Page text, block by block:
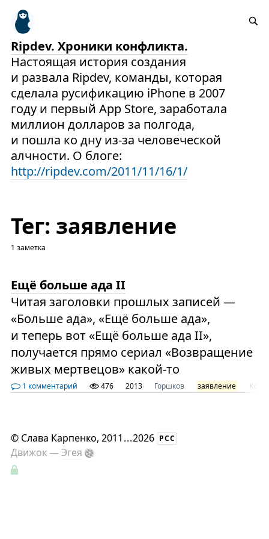
Ripdev. Хроники конфликта.
Настоящая история создания
и развала Ripdev, команды, которая
сделала русификацию iPhone в 2007
году и первый App Store, заработала
миллион долларов за полгода,
и пошла ко дну из-за человеческой
алчности. О блоге:
http://ripdev.com/2011/11/16/1/
Тег: заявление
1 заметка
Ещё больше ада II
Читая заголовки прошлых записей —
«Больше ада», «Ещё больше ада»,
и теперь вот «Ещё больше ада II»,
получается прямо сериал «Возвращение
живых мертвецов» какой-то
1 комментарий 476 2013 Горшков заявление
© Слава Карпенко, 2011 ...2026 РСС
Движок —Эгея